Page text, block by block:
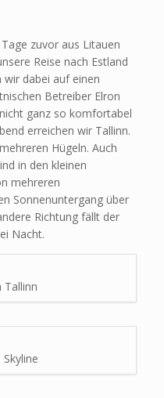
zuvor aus Litauen
Reise nach Estland
dabei auf einen
Betreiber Elron
ganz so komfortabel
erreichen wir Tallinn.
Hügeln. Auch
in den kleinen
mehreren
Sonnenuntergang über
Richtung fällt der
Nacht.
Tallinn